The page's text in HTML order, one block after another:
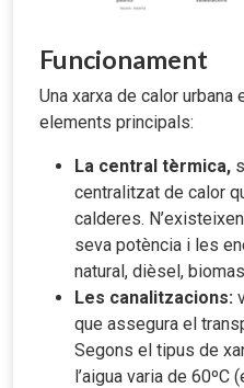
Funcionament
Una xarxa de calor
elements principals:
La central tèrmica,
centralitzat de calor
calderes.
seva potència i les
natural, dièsel,
Les canalitzacions:
que assegura el
Segons el tipus de
l’aigua varia de 60ºC